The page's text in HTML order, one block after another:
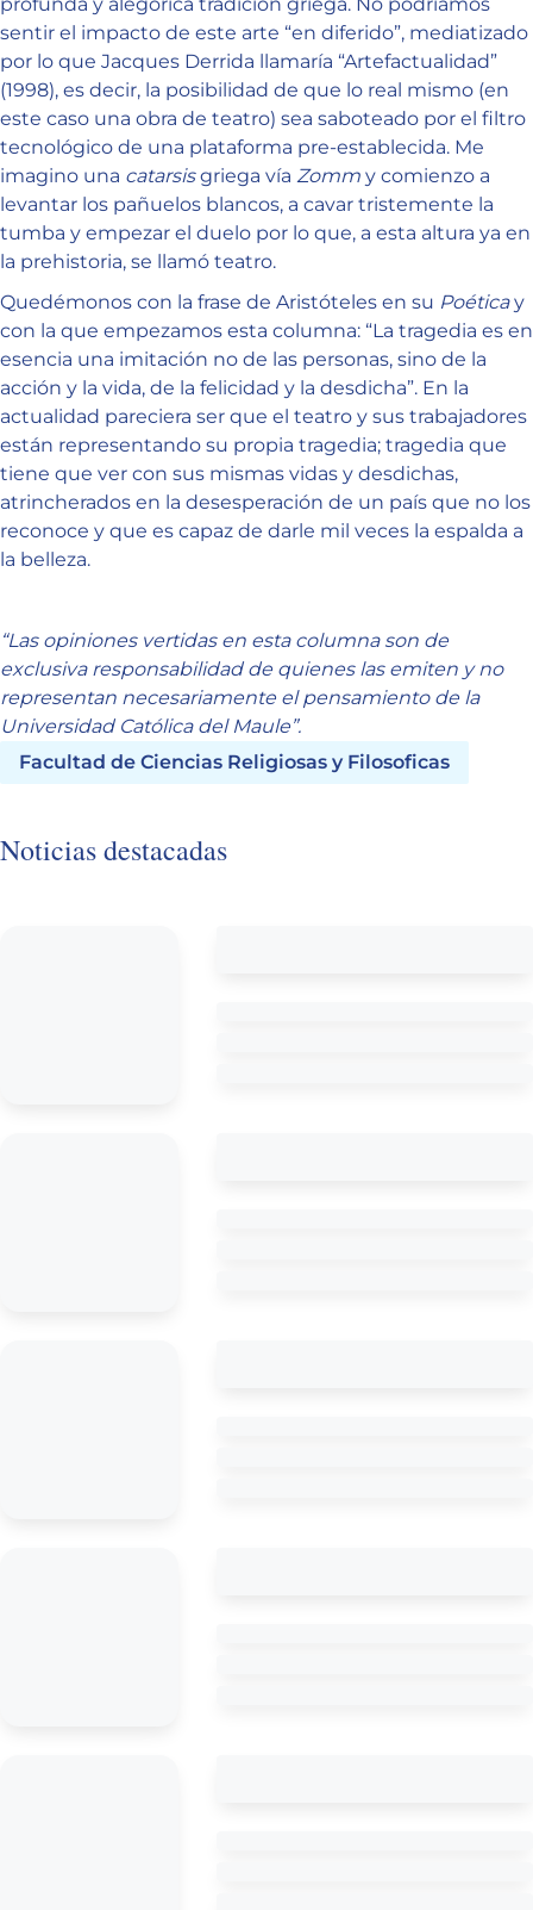
profunda y alegórica tradición griega. No podríamos
sentir el impacto de este arte “en diferido”, mediatizado
por lo que Jacques Derrida llamaría “Artefactualidad”
(1998), es decir, la posibilidad de que lo real mismo (en
este caso una obra de teatro) sea saboteado por el filtro
tecnológico de una plataforma pre-establecida. Me
imagino una catarsisgriega vía Zomm y comienzo a
levantar los pañuelos blancos, a cavar tristemente la
tumba y empezar el duelo por lo que, a esta altura ya en
la prehistoria, se llamó teatro.
Quedémonos con la frase de Aristóteles en su Poéticay
con la que empezamos esta columna: “La tragedia es en
esencia una imitación no de las personas, sino de la
acción y la vida, de la felicidad y la desdicha”. En la
actualidad pareciera ser que el teatro y sus trabajadores
están representando su propia tragedia; tragedia que
tiene que ver con sus mismas vidas y desdichas,
atrincherados en la desesperación de un país que no los
reconoce y que es capaz de darle mil veces la espalda a
la belleza.
“Las opiniones vertidas en esta columna son de
exclusiva responsabilidad de quienes las emiten y no
representan necesariamente el pensamiento de la
Universidad Católica del Maule”.
Facultad de Ciencias Religiosas y Filosoficas
Noticias destacadas